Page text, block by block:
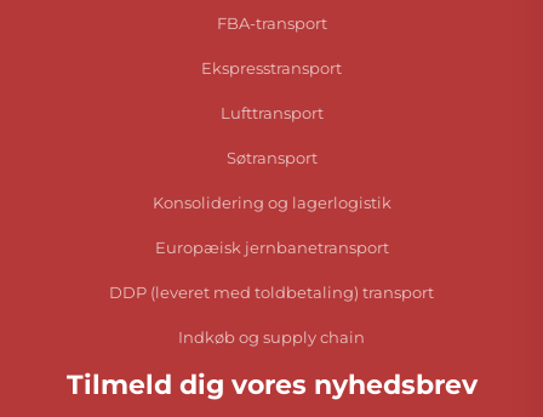
FBA-transport
Ekspresstransport
Lufttransport
Søtransport
Konsolidering og lagerlogistik
Europæisk jernbanetransport
DDP (leveret med toldbetaling) transport
Indkøb og supply chain
Tilmeld dig vores nyhedsbrev